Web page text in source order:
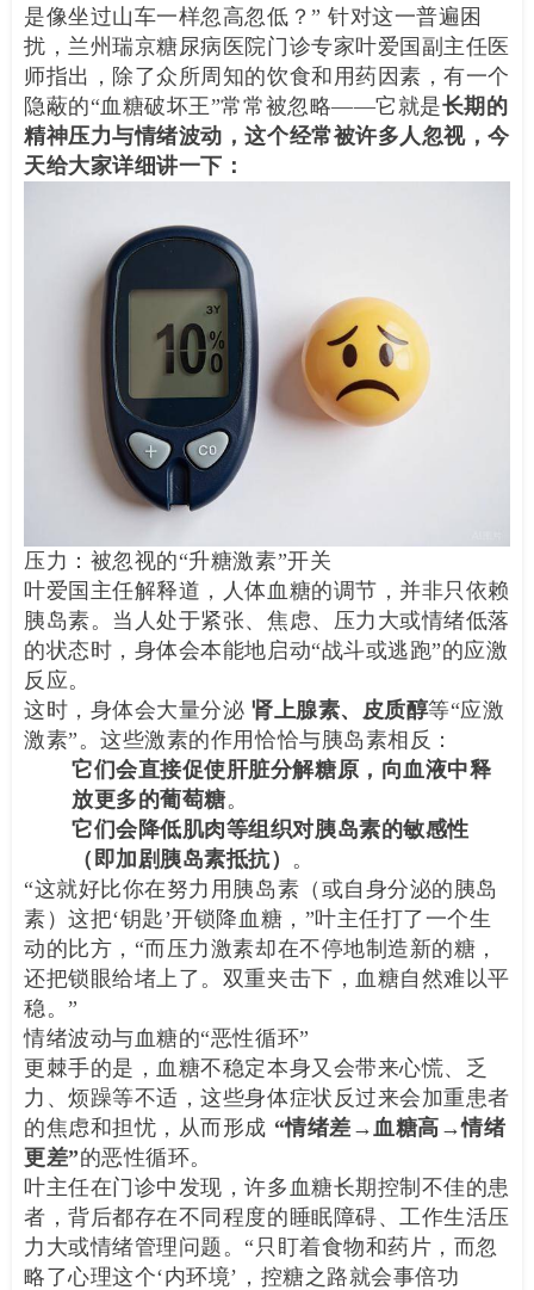
是像坐过山车一样忽高忽低？” 针对这一普遍困
扰，兰州瑞京糖尿病医院门诊专家叶爱国副主任医
师指出，除了众所周知的饮食和用药因素，有一个
隐蔽的“血糖破坏王”常常被忽略——它就是长期的
精神压力与情绪波动，这个经常被许多人忽视，今
天给大家详细讲一下：
压力：被忽视的“升糖激素”开关
叶爱国主任解释道，人体血糖的调节，并非只依赖
胰岛素。当人处于紧张、焦虑、压力大或情绪低落
的状态时，身体会本能地启动“战斗或逃跑”的应激
反应。
这时，身体会大量分泌 肾上腺素、皮质醇等“应激
激素”。这些激素的作用恰恰与胰岛素相反：
它们会直接促使肝脏分解糖原，向血液中释
放更多的葡萄糖。
它们会降低肌肉等组织对胰岛素的敏感性
（即加剧胰岛素抵抗） 。
“这就好比你在努力用胰岛素（或自身分泌的胰岛
素）这把‘钥匙’开锁降血糖，”叶主任打了一个生
动的比方，“而压力激素却在不停地制造新的糖，
还把锁眼给堵上了。双重夹击下，血糖自然难以平
稳。”
情绪波动与血糖的“恶性循环”
更棘手的是，血糖不稳定本身又会带来心慌、乏
力、烦躁等不适，这些身体症状反过来会加重患者
的焦虑和担忧，从而形成 “情绪差→血糖高→情绪
更差”的恶性循环。
叶主任在门诊中发现，许多血糖长期控制不佳的患
者，背后都存在不同程度的睡眠障碍、工作生活压
力大或情绪管理问题。“只盯着食物和药片，而忽
略了心理这个‘内环境’，控糖之路就会事倍功